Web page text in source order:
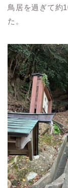
鳥居を過ぎて約
た。